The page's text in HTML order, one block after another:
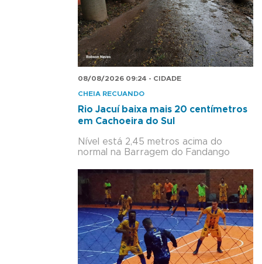
08/08/2026 09:24 - CIDADE
CHEIA RECUANDO
Rio Jacuí baixa mais 20 centímetros
em Cachoeira do Sul
Nível está 2,45 metros acima do
normal na Barragem do Fandango